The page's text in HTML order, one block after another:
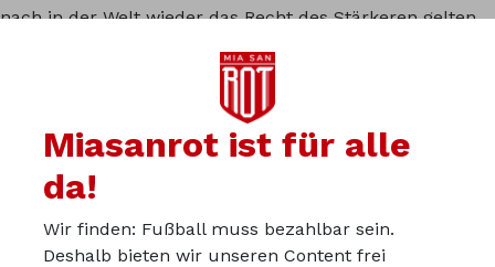
nach in der Welt wieder das Recht des Stärkeren gelten
sollte und die USA soll dabei den Platz an der Sonne
Daher gibt es eigentlich nur 3 mögliche Varianten zu
reagieren:
Nichts sagen und mitmachen
Mitmachen, irgendwie versuchen etwas zu sagen,
ohne die USA und/oder die FIFA zu verärgern und
Miasanrot ist für alle
da!
Wir finden: Fußball muss bezahlbar sein.
Deshalb bieten wir unseren Content frei